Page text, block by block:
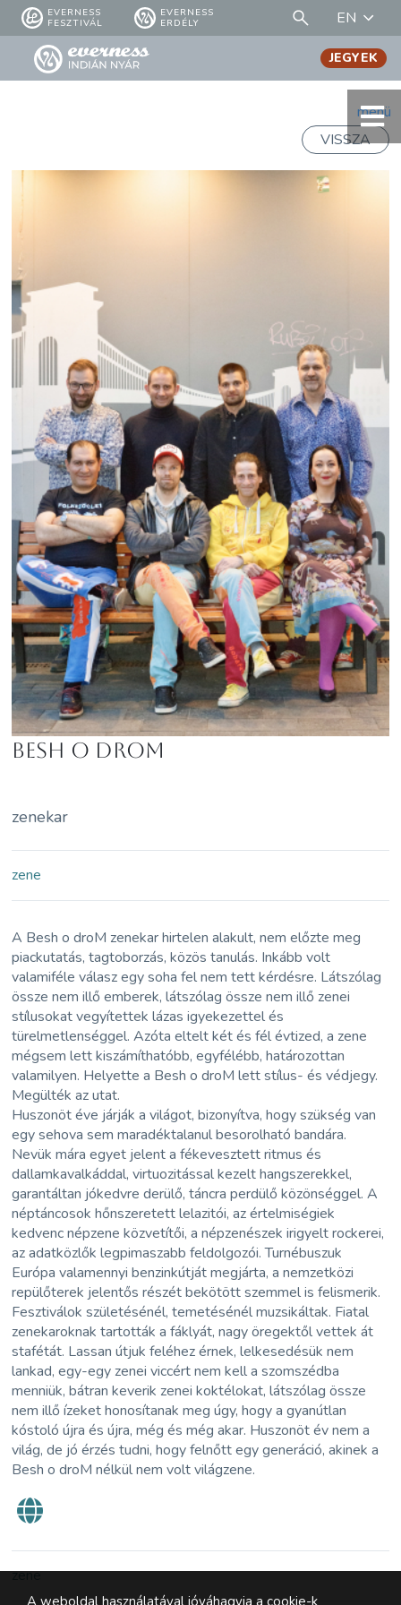
EVERNESS
FESZTIVÁL
EVERNESS
ERDÉLY
EN
menü
JEGYEK
VISSZA
Besh o droM
zenekar
zene
A Besh o droM zenekar hirtelen alakult, nem előzte meg
piackutatás, tagtoborzás, közös tanulás. Inkább volt
valamiféle válasz egy soha fel nem tett kérdésre. Látszólag
össze nem illő emberek, látszólag össze nem illő zenei
stílusokat vegyítettek lázas igyekezettel és
türelmetlenséggel. Azóta eltelt két és fél évtized, a zene
mégsem lett kiszámíthatóbb, egyfélébb, határozottan
valamilyen. Helyette a Besh o droM lett stílus- és védjegy.
Megülték az utat.
Huszonöt éve járják a világot, bizonyítva, hogy szükség van
egy sehova sem maradéktalanul besorolható bandára.
Nevük mára egyet jelent a fékevesztett ritmus és
dallamkavalkáddal, virtuozitással kezelt hangszerekkel,
garantáltan jókedvre derülő, táncra perdülő közönséggel. A
néptáncosok hőnszeretett lelazitói, az értelmiségiek
kedvenc népzene közvetítői, a népzenészek irigyelt rockerei,
az adatközlők legpimaszabb feldolgozói. Turnébuszuk
Európa valamennyi benzinkútját megjárta, a nemzetközi
repülőterek jelentős részét bekötött szemmel is felismerik.
Fesztiválok születésénél, temetésénél muzsikáltak. Fiatal
zenekaroknak tartották a fáklyát, nagy öregektől vettek át
stafétát. Lassan útjuk feléhez érnek, lelkesedésük nem
lankad, egy-egy zenei viccért nem kell a szomszédba
menniük, bátran keverik zenei koktélokat, látszólag össze
nem illő ízeket honosítanak meg úgy, hogy a gyanútlan
kóstoló újra és újra, még és még akar. Huszonöt év nem a
világ, de jó érzés tudni, hogy felnőtt egy generáció, akinek a
Besh o droM nélkül nem volt világzene.
zene
A weboldal használatával jóváhagyja a cookie-k